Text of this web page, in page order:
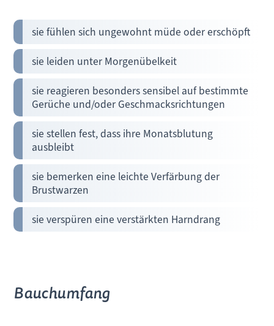
sie fühlen sich ungewohnt müde oder erschöpft
sie leiden unter Morgenübelkeit
sie reagieren besonders sensibel auf bestimmte
Gerüche und/oder Geschmacksrichtungen
sie stellen fest, dass ihre Monatsblutung
ausbleibt
sie bemerken eine leichte Verfärbung der
Brustwarzen
sie verspüren eine verstärkten Harndrang
Bauchumfang